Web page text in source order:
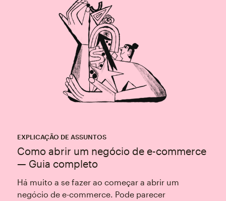
EXPLICAÇÃO DE ASSUNTOS
Como abrir um negócio de e-commerce
— Guia completo
Há muito a se fazer ao começar a abrir um
negócio de e-commerce. Pode parecer